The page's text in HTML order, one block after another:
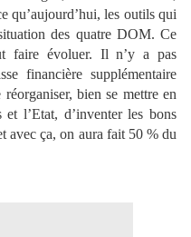
qu’aujourd’hui, les outils qui
des quatre DOM. Ce
faire évoluer. Il n’y a pas
financière supplémentaire
bien se mettre en
l’Etat, d’inventer les bons
avec ça, on aura fait 50 % du